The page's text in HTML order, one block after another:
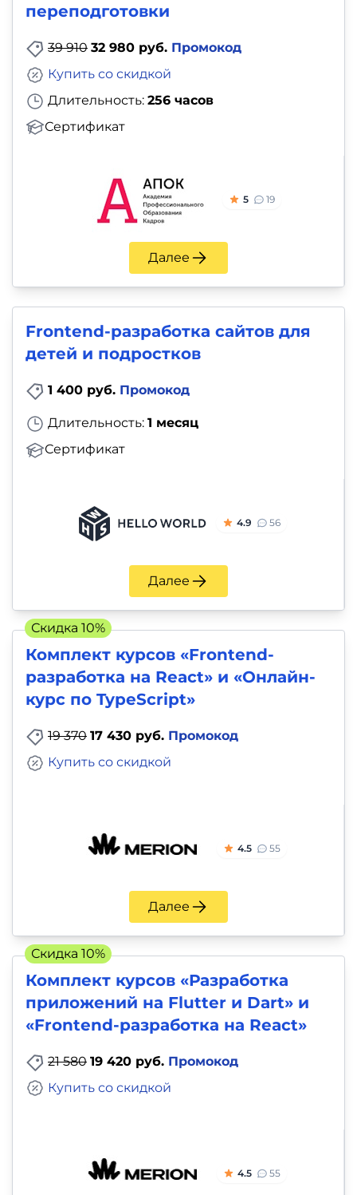
переподготовки
39 910 32 980 руб. Промокод
Длительность: 256 часов
Сертификат
Купить со скидкой
5 19
Далее
Frontend-разработка сайтов для
детей и подростков
1 400 руб. Промокод
Длительность: 1 месяц
Сертификат
4.9 56
Далее
Комплект курсов «Frontend-
разработка на React» и «Онлайн-
курс по TypeScript»
19 370 17 430 руб. Промокод
Купить со скидкой
4.5 55
Далее
Скидка 10%
Комплект курсов «Разработка
приложений на Flutter и Dart» и
«Frontend-разработка на React»
21 580 19 420 руб. Промокод
Купить со скидкой
4.5 55
Скидка 10%